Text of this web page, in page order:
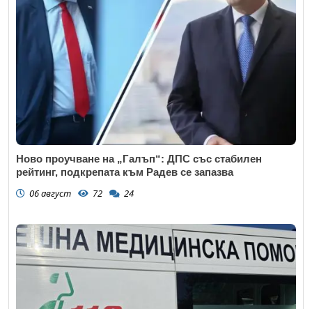
Ново проучване на „Галъп“: ДПС със стабилен
рейтинг, подкрепата към Радев се запазва
06 август 72 24